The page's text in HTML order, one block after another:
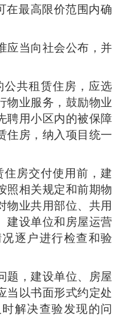
在最高限价范围内确
应当向社会公布，并
公共租赁住房，应选
物业服务，鼓励物业
聘用小区内的被保障
住房，纳入项目统一
住房交付使用前，建
照相关规定和前期物
物业共用部位、共用
建设单位和房屋运营
逐户进行检查和验
题，建设单位、房屋
当以书面形式约定处
解决查验发现的问